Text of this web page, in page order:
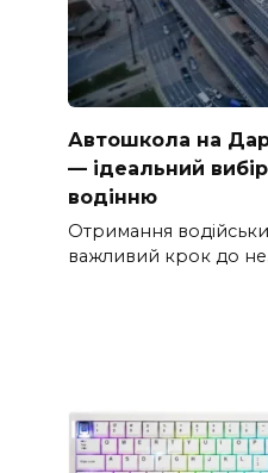
Автошкола на
— ідеальний
водінню
Отримання
важливий крок до